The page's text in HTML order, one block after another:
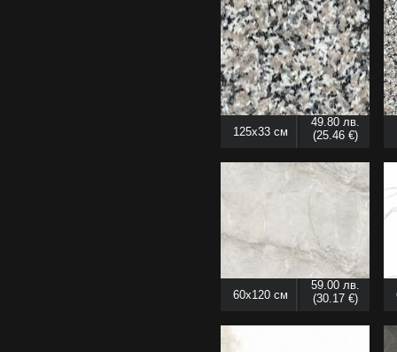
125x33 см
49.80 лв.
(25.46 €)
60x120 см
59.00 лв.
(30.17 €)